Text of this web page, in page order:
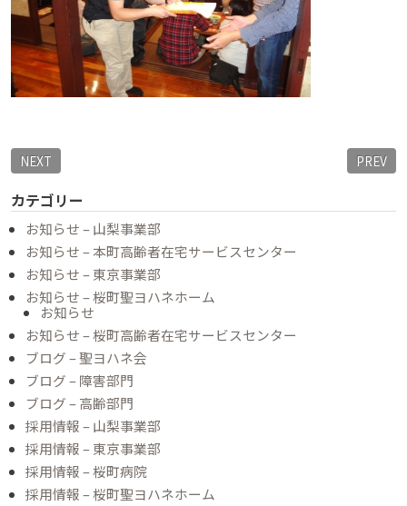
NEXT PREV
カテゴリー
お知らせ – 山梨事業部
お知らせ – 本町高齢者在宅サービスセンター
お知らせ – 東京事業部
お知らせ – 桜町聖ヨハネホーム
お知らせ
お知らせ – 桜町高齢者在宅サービスセンター
ブログ – 聖ヨハネ会
ブログ – 障害部門
ブログ – 高齢部門
採用情報 – 山梨事業部
採用情報 – 東京事業部
採用情報 – 桜町病院
採用情報 – 桜町聖ヨハネホーム